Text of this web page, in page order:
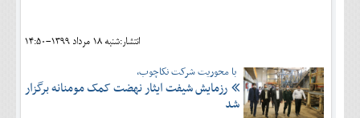
انتشار:شنبه 18 مرداد 1399-14:50
با محوریت شرکت نکاچوب،
رزمایش شیفت ایثار نهضت کمک مومنانه برگزار
شد